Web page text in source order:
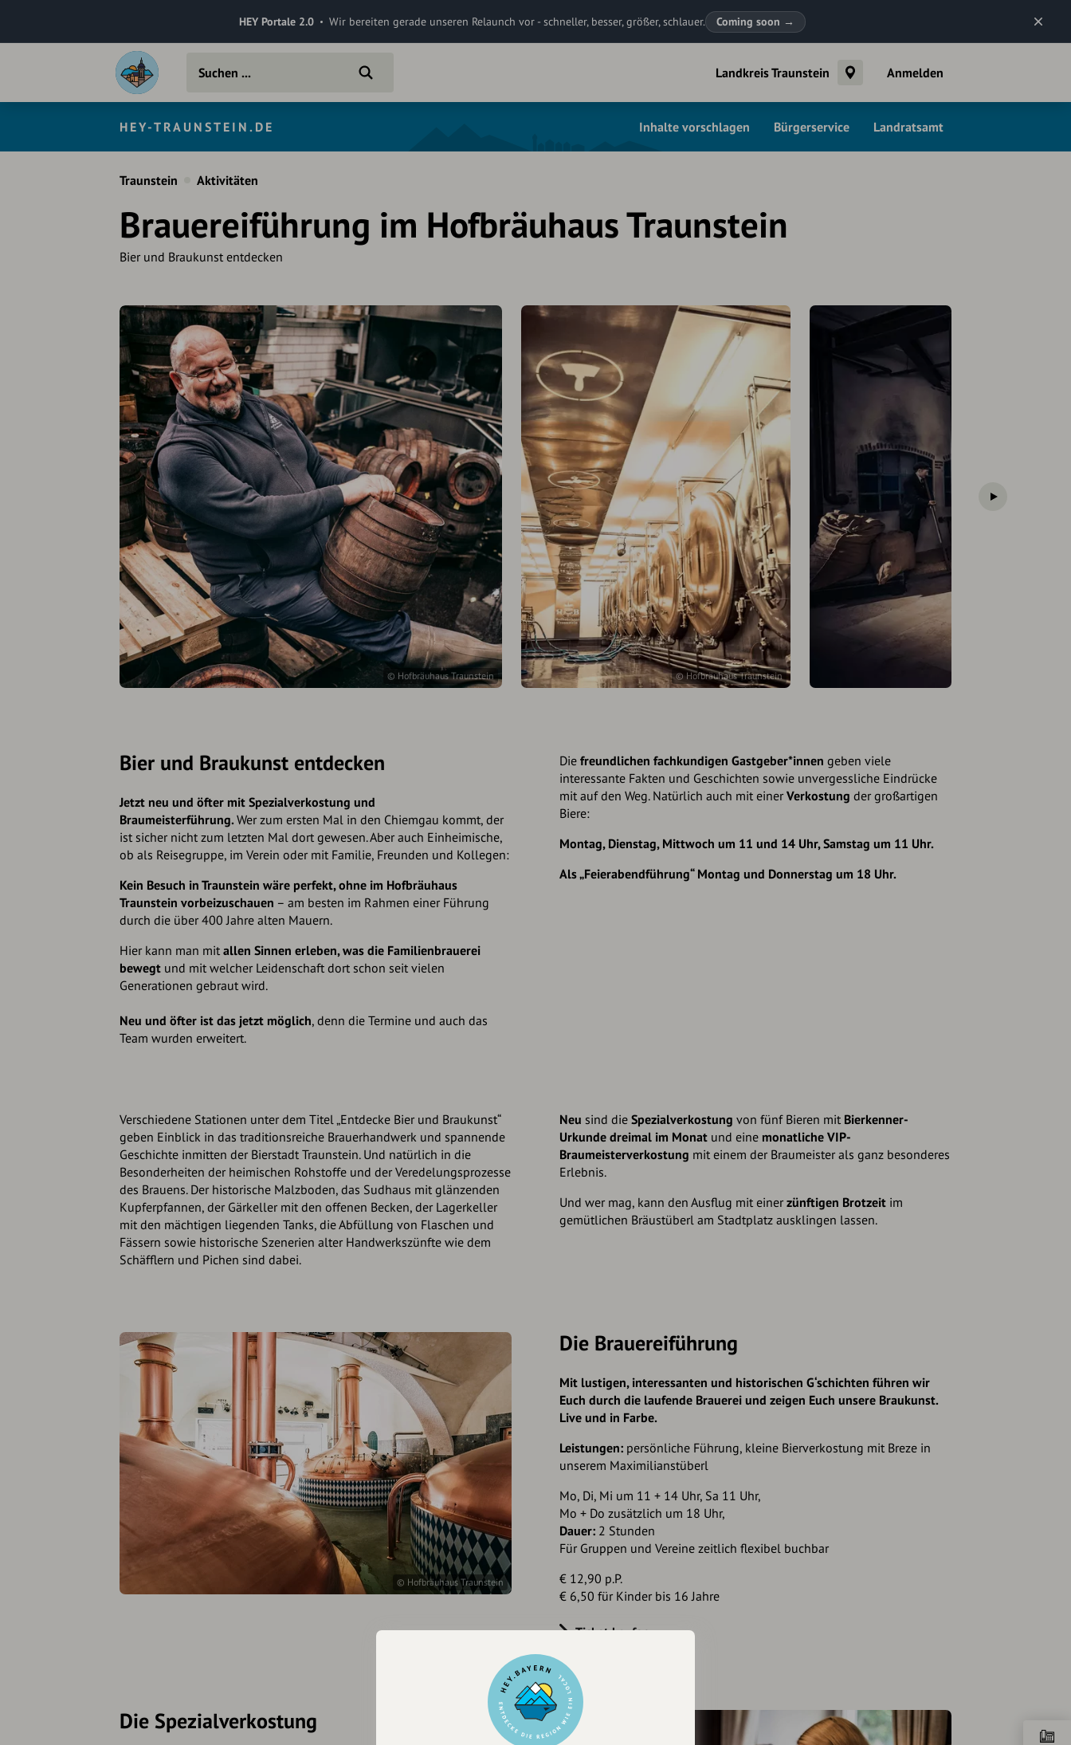
HEY Portale 2.0 Wir bereiten gerade unseren Relaunch vor - schneller, besser, größer, schlauer. Coming soon →
Landkreis Traunstein Anmelden
HEY-TRAUNSTEIN.DE Inhalte vorschlagen Bürgerservice Landratsamt
Traunstein Aktivitäten
Brauereiführung im Hofbräuhaus Traunstein
Bier und Braukunst entdecken
© Hofbräuhaus Traunstein © Hofbräuhaus Traunstein
Bier und Braukunst entdecken
Jetzt neu und öfter mit Spezialverkostung und
Braumeisterführung.Wer zum ersten Mal in den Chiemgau kommt, der
ist sicher nicht zum letzten Mal dort gewesen. Aber auch Einheimische,
ob als Reisegruppe, im Verein oder mit Familie, Freunden und Kollegen:
Kein Besuch in Traunstein wäre perfekt, ohne im Hofbräuhaus
Traunstein vorbeizuschauen – am besten im Rahmen einer Führung
durch die über 400 Jahre alten Mauern.
Hier kann man mit allen Sinnen erleben, was die Familienbrauerei
bewegt und mit welcher Leidenschaft dort schon seit vielen
Generationen gebraut wird.
Neu und öfter ist das jetzt möglich, denn die Termine und auch das
Team wurden erweitert.
Die freundlichen fachkundigen Gastgeber*innen geben viele
interessante Fakten und Geschichten sowie unvergessliche Eindrücke
mit auf den Weg. Natürlich auch mit einerVerkostung der großartigen
Biere:
Montag, Dienstag, Mittwoch um 11 und 14 Uhr, Samstag um 11 Uhr.
Als „Feierabendführung“ Montag und Donnerstag um 18 Uhr.
Verschiedene Stationen unter dem Titel „Entdecke Bier und Braukunst“
geben Einblick in das traditionsreiche Brauerhandwerk und spannende
Geschichte inmitten der Bierstadt Traunstein. Und natürlich in die
Besonderheiten der heimischen Rohstoffe und der Veredelungsprozesse
des Brauens. Der historische Malzboden, das Sudhaus mit glänzenden
Kupferpfannen, der Gärkeller mit den offenen Becken, der Lagerkeller
mit den mächtigen liegenden Tanks, die Abfüllung von Flaschen und
Fässern sowie historische Szenerien alter Handwerkszünfte wie dem
Schäfflern und Pichen sind dabei.
Neu sind die Spezialverkostung von fünf Bieren mit Bierkenner-
Urkunde dreimal im Monat und eine monatliche VIP-
Braumeisterverkostung mit einem der Braumeister als ganz besonderes
Erlebnis.
Und wer mag, kann den Ausflug mit einerzünftigen Brotzeit im
gemütlichen Bräustüberl am Stadtplatz ausklingen lassen.
© Hofbräuhaus Traunstein
Die Brauerei­führung
Mit lustigen, interessanten und historischen G‘schichten führen wir
Euch durch die laufende Brauerei und zeigen Euch unsere Braukunst.
Live und in Farbe.
Leistungen: persönliche Führung, kleine Bierverkostung mit Breze in
unserem Maximilianstüberl
Mo, Di, Mi um 11 + 14 Uhr, Sa 11 Uhr,
Mo + Do zusätzlich um 18 Uhr,
Dauer: 2 Stunden
Für Gruppen und Vereine zeitlich flexibel buchbar
€ 12,90 p.P.
€ 6,50 für Kinder bis 16 Jahre
Ticket kaufen
Die Spezial­verkostung